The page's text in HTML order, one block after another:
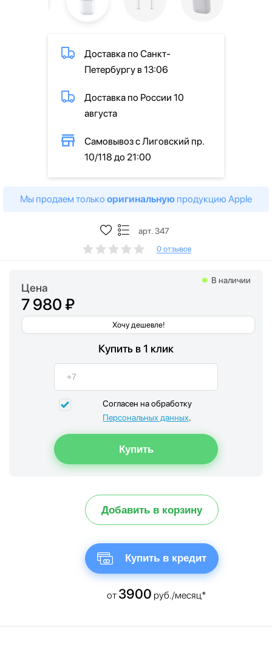
Доставка по Санкт-
Петербургу в 13:06
Доставка по России 10
августа
Самовывоз с Лиговский пр.
10/118 до 21:00
Мы продаем только оригинальную продукцию Apple
арт. 347
0 отзывов
Цена
7 980 ₽
Хочу дешевле!
В наличии
Купить в 1 клик
Согласен на обработку
Персональных данных.
Добавить в корзину
Купить в кредит
от 3900 руб./месяц*